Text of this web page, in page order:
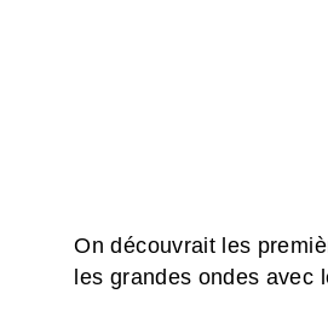
On découvrait les
les grandes ondes avec